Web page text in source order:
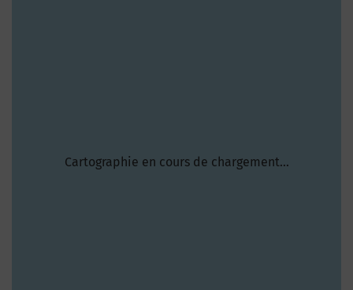
Cartographie en cours de chargement...